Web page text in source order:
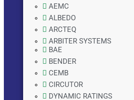
AEMC
ALBEDO
ARCTEQ
ARBITER SYSTEMS
BAE
BENDER
CEMB
CIRCUTOR
DYNAMIC RATINGS